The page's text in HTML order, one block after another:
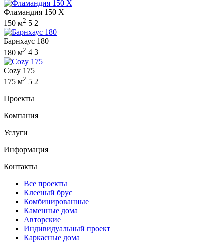
Фламандия 150 X
150 м2 5 2
Барнхаус 180
180 м2 4 3
Cozy 175
175 м2 5 2
Проекты
Компания
Услуги
Информация
Контакты
Все проекты
Клееный брус
Комбинированные
Каменные дома
Авторские
Индивидуальный проект
Каркасные дома